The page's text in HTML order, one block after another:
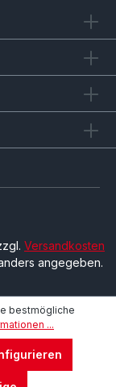
Versandkosten
angegeben.
bestmögliche
...